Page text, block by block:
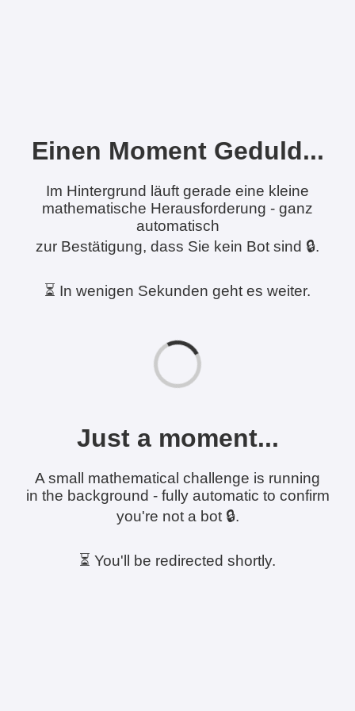
Einen Moment Geduld...
Im Hintergrund läuft gerade eine kleine
mathematische Herausforderung - ganz
automatisch
zur Bestätigung, dass Sie kein Bot sind 🔒.
⏳ In wenigen Sekunden geht es weiter.
Just a moment...
A small mathematical challenge is running
in the background - fully automatic to confirm
you're not a bot 🔒.
⏳ You'll be redirected shortly.